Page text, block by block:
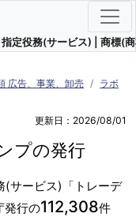
定役務(サービス) | 商標(
広告、事業、卸売
ラボ
更新日：2026/08/01
プの発行
(サービス)「トレーデ
発行の112,308件